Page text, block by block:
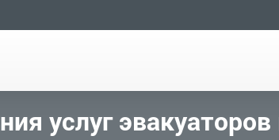
услуг эвакуаторов